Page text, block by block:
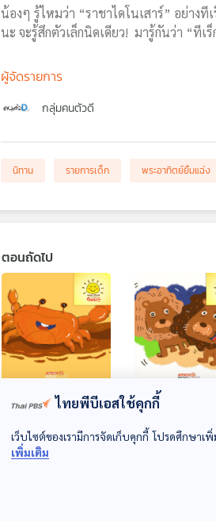
น้องๆ รู้ไหมว่า “ราชาไดโนเสาร์” อย่า
นะ จะรู้สึกตัวเล็กนิดเดียว! มารู้กันว่า “ที
ผู้จัดรายการ
กลุ่มคนตัวดี
นิทาน รายการเด็ก พระอาทิตย์ยิ้มแฉ่ง
ตอนถัดไป
EP. 1980: รู้ยัง!
กัน
พระอาทิตย์ยิ้มแฉ่ง
EP. 1981: แผงคอ
ป่า สีอ่อนหรือสีเข้ม
เจ๋งสุด
พระอาทิตย์ยิ้มแฉ่ง
ไทยพีบีเอสใช้คุกกี้
เว็บไซต์ของเรามีการจัดเก็บคุกกี้ โปรดศึกษา
เพิ่มเติม